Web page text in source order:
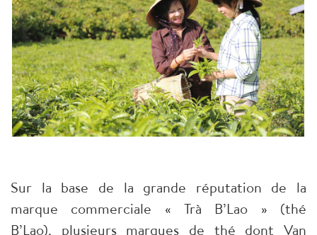
Sur la base de la grande réputation de la
marque commerciale « Trà B’Lao » (thé
B’Lao), plusieurs marques de thé dont Van